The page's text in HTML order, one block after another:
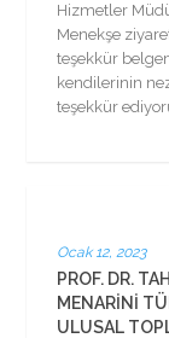
Hizmetler
Menekşe
teşekkür
kendilerinin
teşekkür
Ocak 12, 2023
PROF. DR.
MENARINI
ULUSAL